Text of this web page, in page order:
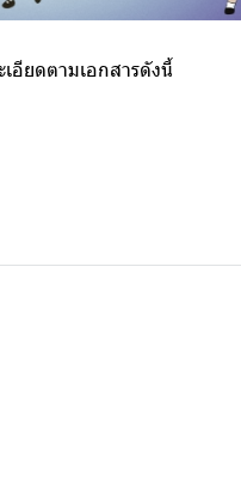
อียดตามเอกสารดังนี้